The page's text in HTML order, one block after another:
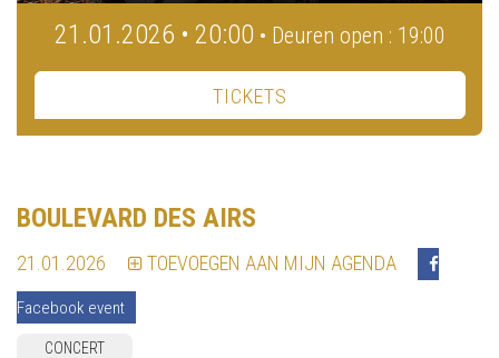
21.01.2026 • 20:00 • Deuren open : 19:00
TICKETS
BOULEVARD DES AIRS
21.01.2026 TOEVOEGEN AAN MIJN AGENDA
Facebook event
CONCERT